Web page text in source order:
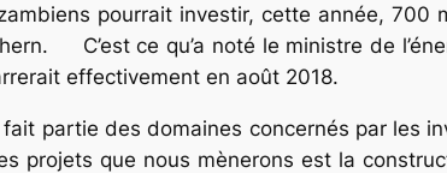
pourrait investir, cette année,
C’est ce qu’a noté le ministre de
effectivement en août 2018.
partie des domaines concernés par les
projets que nous mènerons est la